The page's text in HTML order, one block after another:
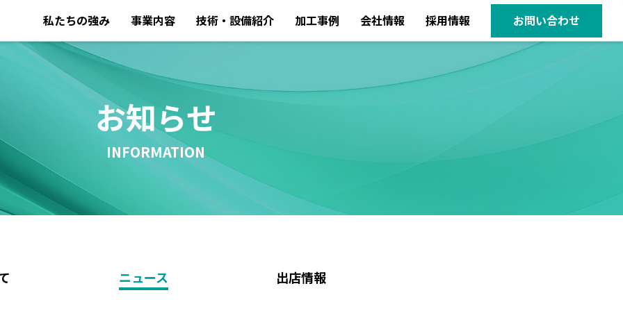
私たちの強み 事業内容 技術・設備紹介 加工事例 会社情報 採用情報 お問い合わせ
お知らせ
INFORMATION
ニュース 出店情報